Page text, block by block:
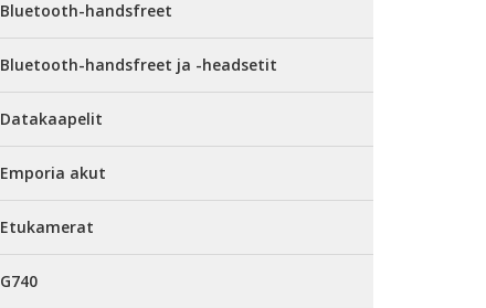
Bluetooth-handsfreet
Bluetooth-handsfreet ja -headsetit
Datakaapelit
Emporia akut
Etukamerat
G740